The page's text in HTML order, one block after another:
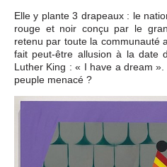
Elle y plante 3 drapeaux : le
rouge et noir conçu par le
retenu par toute la communauté
fait peut-être allusion à la date
Luther King : « I have a dream
peuple menacé ?